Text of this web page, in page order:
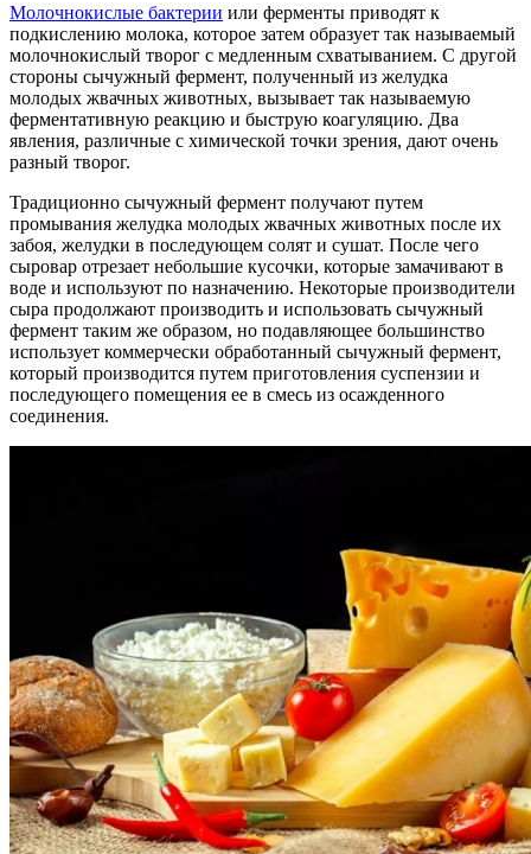
Молочнокислые бактерии или ферменты приводят к
подкислению молока, которое затем образует так называемый
молочнокислый творог с медленным схватыванием. С другой
стороны сычужный фермент, полученный из желудка
молодых жвачных животных, вызывает так называемую
ферментативную реакцию и быструю коагуляцию. Два
явления, различные с химической точки зрения, дают очень
разный творог.
Традиционно сычужный фермент получают путем
промывания желудка молодых жвачных животных после их
забоя, желудки в последующем солят и сушат. После чего
сыровар отрезает небольшие кусочки, которые замачивают в
воде и используют по назначению. Некоторые производители
сыра продолжают производить и использовать сычужный
фермент таким же образом, но подавляющее большинство
использует коммерчески обработанный сычужный фермент,
который производится путем приготовления суспензии и
последующего помещения ее в смесь из осажденного
соединения.